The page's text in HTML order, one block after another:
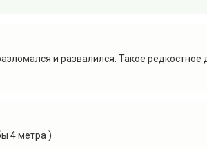
и развалился. Такое редкостное
4 метра )